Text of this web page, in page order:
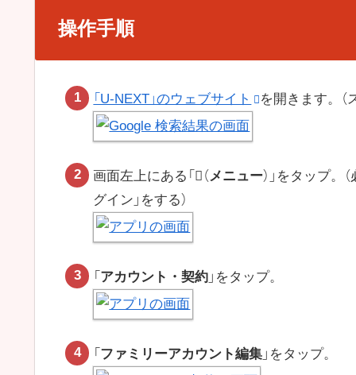
操作手順
「U-NEXT」のウェブサイト を開きます。（
画面左上にある「 （メニュー）」をタップ。
グイン」をする）
「 アカウント・契約 」をタップ。
「 ファミリーアカウント編集 」をタップ。